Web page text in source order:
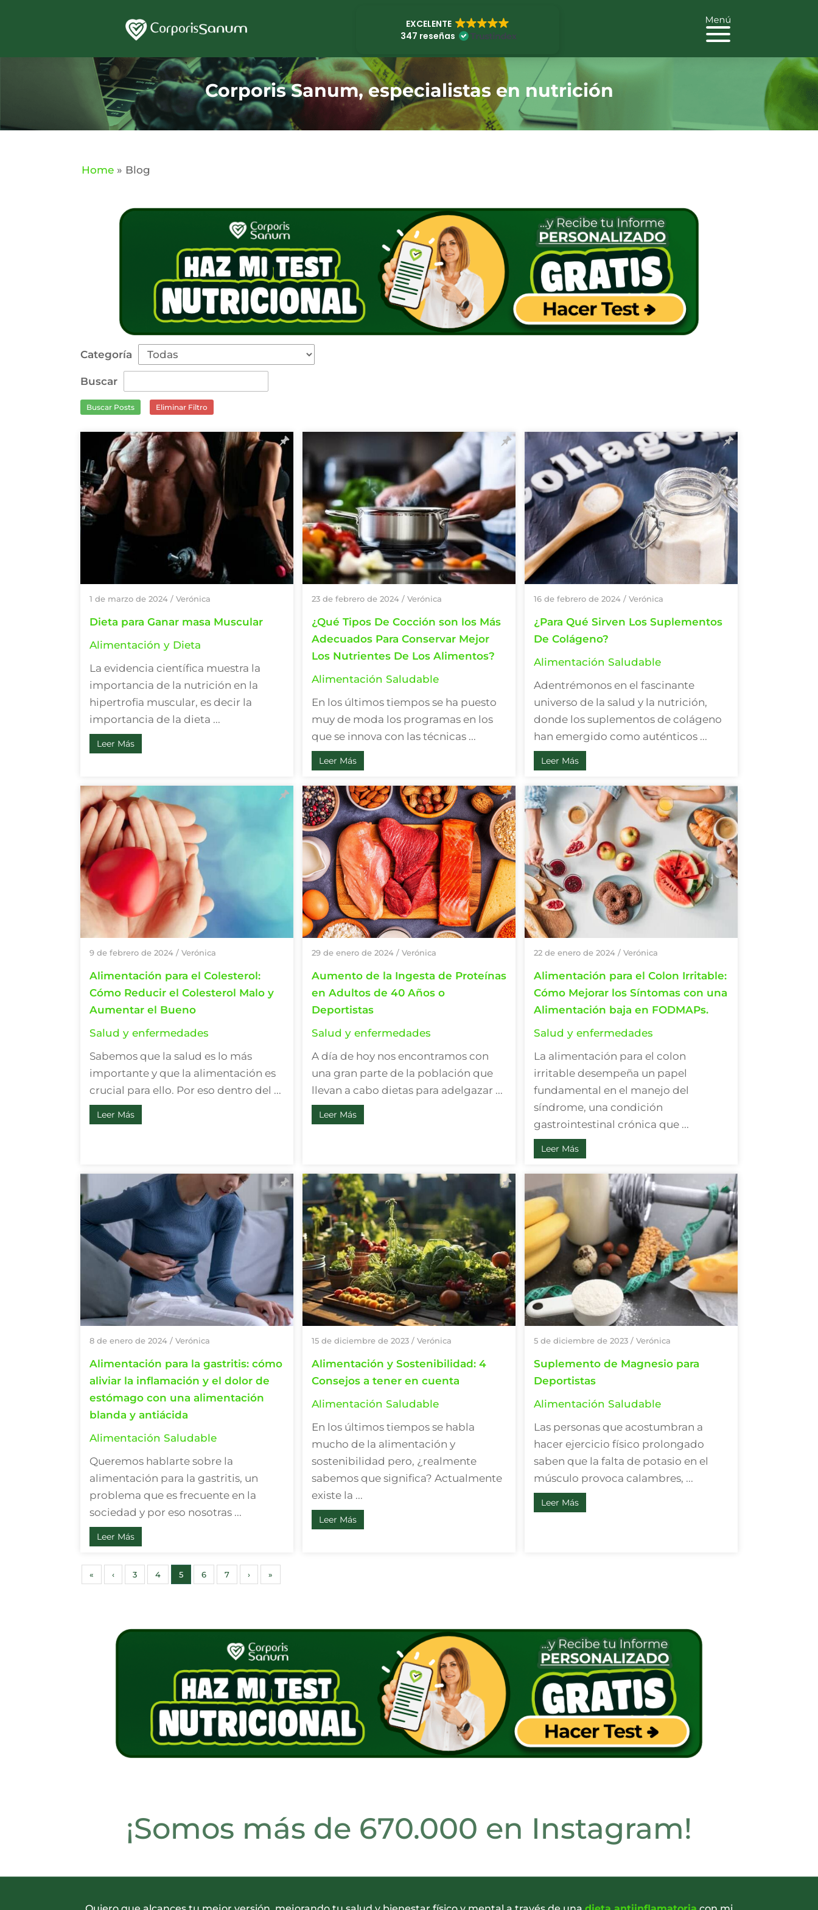
EXCELENTE
347 reseñas
Corporis Sanum, especialistas en nutrición
Home » Blog
Categoría
Buscar
Buscar Posts Eliminar Filtro
1 de marzo de 2024 / Verónica
Dieta para Ganar masa Muscular
Alimentación y Dieta
La evidencia científica muestra la
importancia de la nutrición en la
hipertrofia muscular, es decir la
importancia de la dieta ...
Leer Más
23 de febrero de 2024 / Verónica
¿Qué Tipos De Cocción son los Más
Adecuados Para Conservar Mejor
Los Nutrientes De Los Alimentos?
Alimentación Saludable
En los últimos tiempos se ha puesto
muy de moda los programas en los
que se innova con las técnicas ...
Leer Más
16 de febrero de 2024 / Verónica
¿Para Qué Sirven Los Suplementos
De Colágeno?
Alimentación Saludable
Adentrémonos en el fascinante
universo de la salud y la nutrición,
donde los suplementos de colágeno
han emergido como auténticos ...
Leer Más
9 de febrero de 2024 / Verónica
Alimentación para el Colesterol:
Cómo Reducir el Colesterol Malo y
Aumentar el Bueno
Salud y enfermedades
Sabemos que la salud es lo más
importante y que la alimentación es
crucial para ello. Por eso dentro del ...
Leer Más
29 de enero de 2024 / Verónica
Aumento de la Ingesta de Proteínas
en Adultos de 40 Años o
Deportistas
Salud y enfermedades
A día de hoy nos encontramos con
una gran parte de la población que
llevan a cabo dietas para adelgazar ...
Leer Más
22 de enero de 2024 / Verónica
Alimentación para el Colon Irritable:
Cómo Mejorar los Síntomas con una
Alimentación baja en FODMAPs.
Salud y enfermedades
La alimentación para el colon
irritable desempeña un papel
fundamental en el manejo del
síndrome, una condición
gastrointestinal crónica que ...
Leer Más
8 de enero de 2024 / Verónica
Alimentación para la gastritis: cómo
aliviar la inflamación y el dolor de
estómago con una alimentación
blanda y antiácida
Alimentación Saludable
Queremos hablarte sobre la
alimentación para la gastritis, un
problema que es frecuente en la
sociedad y por eso nosotras ...
Leer Más
15 de diciembre de 2023 / Verónica
Alimentación y Sostenibilidad: 4
Consejos a tener en cuenta
Alimentación Saludable
En los últimos tiempos se habla
mucho de la alimentación y
sostenibilidad pero, ¿realmente
sabemos que significa? Actualmente
existe la ...
Leer Más
5 de diciembre de 2023 / Verónica
Suplemento de Magnesio para
Deportistas
Alimentación Saludable
Las personas que acostumbran a
hacer ejercicio físico prolongado
saben que la falta de potasio en el
músculo provoca calambres, ...
Leer Más
« ‹ 3 4 5 6 7 › »
¡Somos más de 670.000 en Instagram!